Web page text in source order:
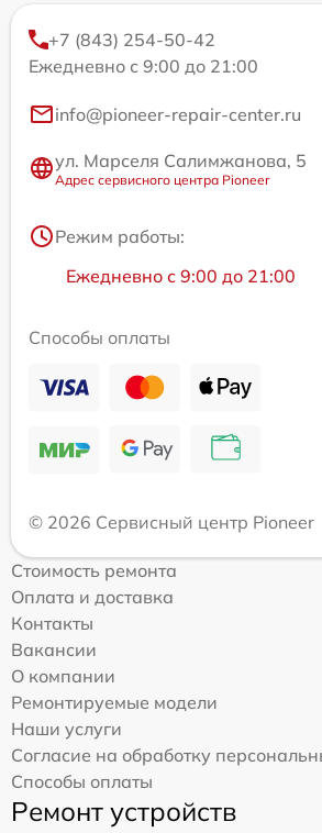
+7 (843) 254-50-42
Ежедневно с 9:00 до 21:00
info@pioneer-repair-center.ru
ул. Марселя Салимжанова, 5
Адрес сервисного центра Pioneer
Режим работы:
Ежедневно с 9:00 до 21:00
Способы оплаты
© 2026 Сервисный центр Pioneer
Стоимость ремонта
Оплата и доставка
Контакты
Вакансии
О компании
Ремонтируемые модели
Наши услуги
Согласие на обработку
Способы оплаты
Ремонт устройств